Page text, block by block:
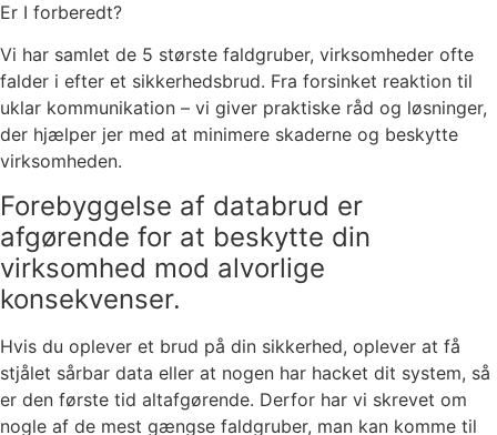
Er I forberedt?
Vi har samlet de 5 største faldgruber, virksomheder ofte
falder i efter et sikkerhedsbrud. Fra forsinket reaktion til
uklar kommunikation – vi giver praktiske råd og løsninger,
der hjælper jer med at minimere skaderne og beskytte
virksomheden.
Forebyggelse af databrud er
afgørende for at beskytte din
virksomhed mod alvorlige
konsekvenser.
Hvis du oplever et brud på din sikkerhed, oplever at få
stjålet sårbar data eller at nogen har hacket dit system, så
er den første tid altafgørende. Derfor har vi skrevet om
nogle af de mest gængse faldgruber, man kan komme til